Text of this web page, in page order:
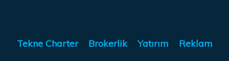
Tekne Charter Brokerlik Yatırım Reklam